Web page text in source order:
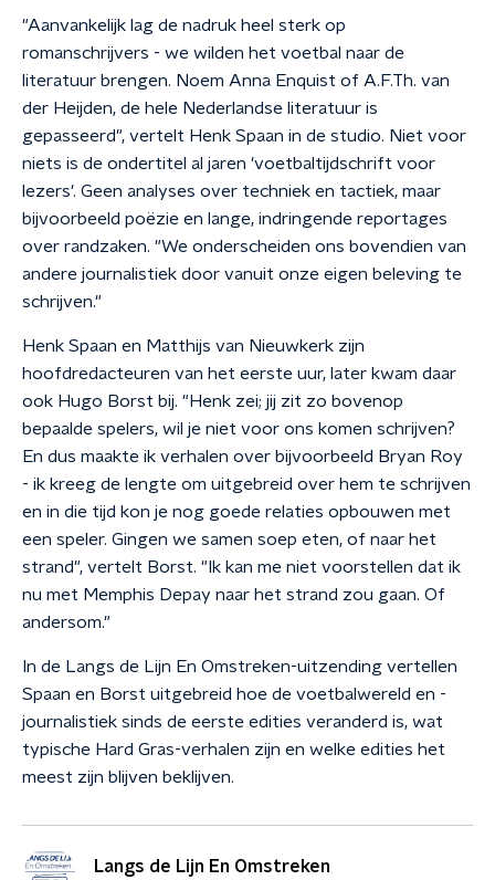
"Aanvankelijk lag de nadruk heel sterk op
romanschrijvers - we wilden het voetbal naar de
literatuur brengen. Noem Anna Enquist of A.F.Th. van
der Heijden, de hele Nederlandse literatuur is
gepasseerd", vertelt Henk Spaan in de studio. Niet voor
niets is de ondertitel al jaren 'voetbaltijdschrift voor
lezers'. Geen analyses over techniek en tactiek, maar
bijvoorbeeld poëzie en lange, indringende reportages
over randzaken. "We onderscheiden ons bovendien van
andere journalistiek door vanuit onze eigen beleving te
schrijven."
Henk Spaan en Matthijs van Nieuwkerk zijn
hoofdredacteuren van het eerste uur, later kwam daar
ook Hugo Borst bij. "Henk zei; jij zit zo bovenop
bepaalde spelers, wil je niet voor ons komen schrijven?
En dus maakte ik verhalen over bijvoorbeeld Bryan Roy
- ik kreeg de lengte om uitgebreid over hem te schrijven
en in die tijd kon je nog goede relaties opbouwen met
een speler. Gingen we samen soep eten, of naar het
strand", vertelt Borst. "Ik kan me niet voorstellen dat ik
nu met Memphis Depay naar het strand zou gaan. Of
andersom."
In de Langs de Lijn En Omstreken-uitzending vertellen
Spaan en Borst uitgebreid hoe de voetbalwereld en -
journalistiek sinds de eerste edities veranderd is, wat
typische Hard Gras-verhalen zijn en welke edities het
meest zijn blijven beklijven.
Langs de Lijn En Omstreken